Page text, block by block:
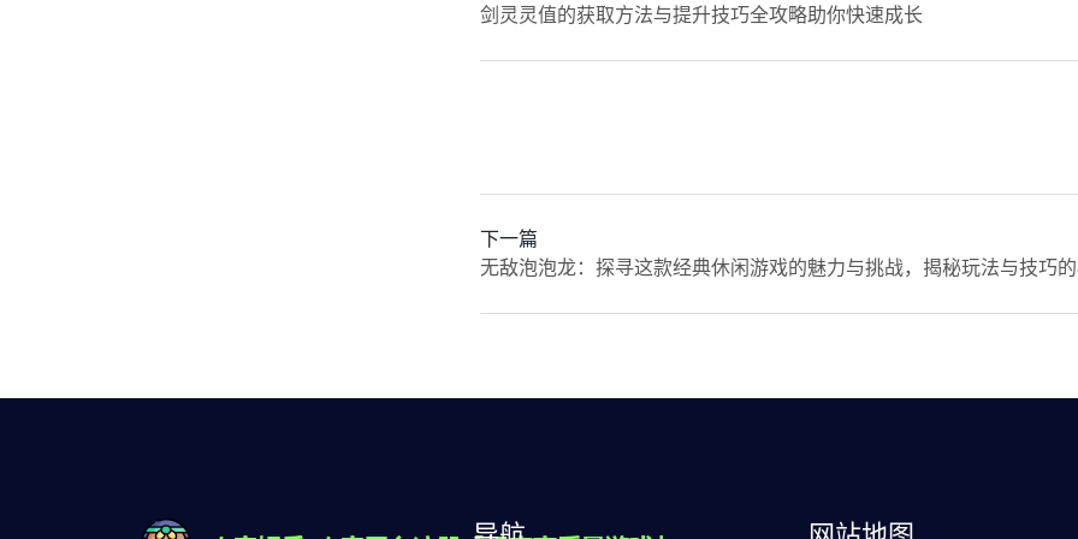
剑灵灵值的获取方法与提升技巧全攻略助你快速成长
下一篇
无敌泡泡龙：探寻这款经典休闲游戏的魅力与挑战，揭秘玩法与技巧